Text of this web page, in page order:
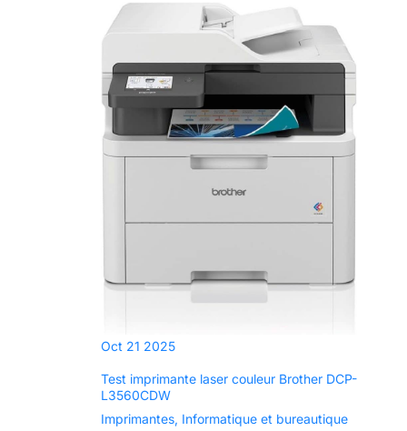
Oct 21 2025
Test imprimante laser couleur Brother DCP-
L3560CDW
Imprimantes, Informatique et bureautique